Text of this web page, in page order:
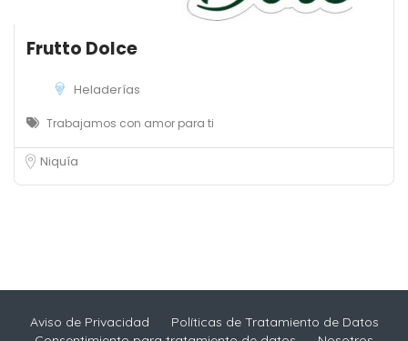
Frutto Dolce
Heladerías
Trabajamos con amor para ti
Niquía
Aviso de Privacidad
Políticas de Tratamiento de Datos